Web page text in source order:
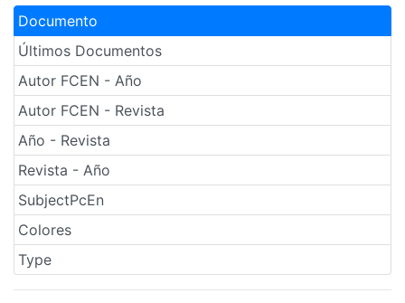
Documento
Últimos Documentos
Autor FCEN - Año
Autor FCEN - Revista
Año - Revista
Revista - Año
SubjectPcEn
Colores
Type